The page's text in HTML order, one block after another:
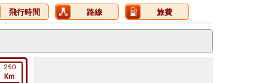
飛行時間 路線 旅費
250
Km